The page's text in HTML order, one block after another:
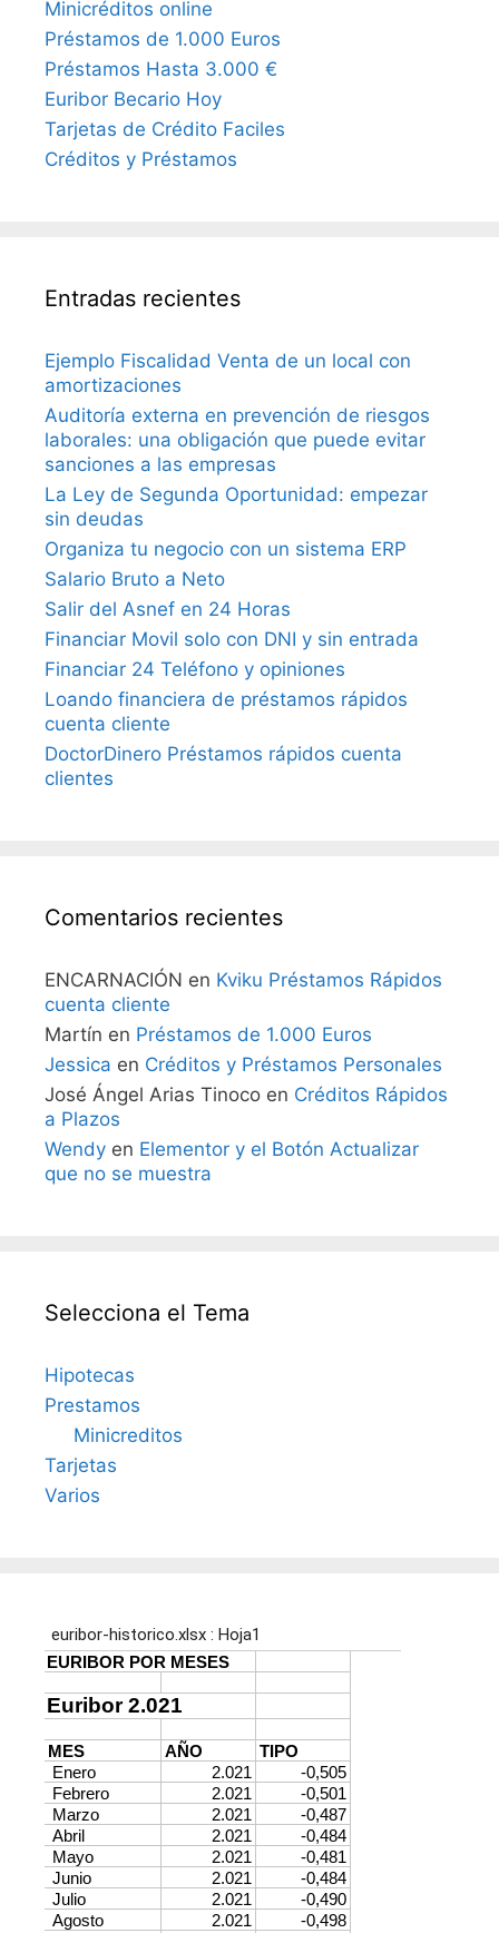
Minicréditos online
Préstamos de 1.000 Euros
Préstamos Hasta 3.000 €
Euribor Becario Hoy
Tarjetas de Crédito Faciles
Créditos y Préstamos
Entradas recientes
Ejemplo Fiscalidad Venta de un local con
amortizaciones
Auditoría externa en prevención de riesgos
laborales: una obligación que puede evitar
sanciones a las empresas
La Ley de Segunda Oportunidad: empezar
sin deudas
Organiza tu negocio con un sistema ERP
Salario Bruto a Neto
Salir del Asnef en 24 Horas
Financiar Movil solo con DNI y sin entrada
Financiar 24 Teléfono y opiniones
Loando financiera de préstamos rápidos
cuenta cliente
DoctorDinero Préstamos rápidos cuenta
clientes
Comentarios recientes
ENCARNACIÓN en Kviku Préstamos Rápidos
cuenta cliente
Martín en Préstamos de 1.000 Euros
Jessica en Créditos y Préstamos Personales
José Ángel Arias Tinoco en Créditos Rápidos
a Plazos
Wendy en Elementor y el Botón Actualizar
que no se muestra
Selecciona el Tema
Hipotecas
Prestamos
Minicreditos
Tarjetas
Varios